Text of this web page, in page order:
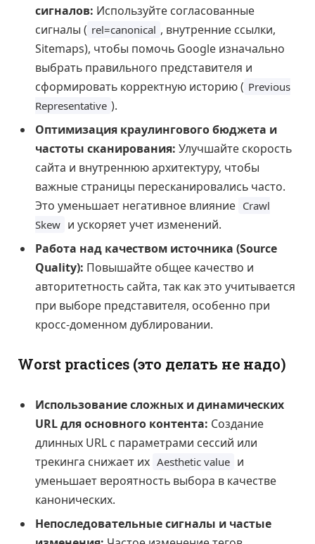
сигналов: Используйте согласованные
сигналы ( rel=canonical , внутренние ссылки,
Sitemaps), чтобы помочь Google изначально
выбрать правильного представителя и
сформировать корректную историю ( Previous
Representative ).
Оптимизация краулингового бюджета и
частоты сканирования: Улучшайте скорость
сайта и внутреннюю архитектуру, чтобы
важные страницы пересканировались часто.
Это уменьшает негативное влияние Crawl
Skew и ускоряет учет изменений.
Работа над качеством источника (Source
Quality): Повышайте общее качество и
авторитетность сайта, так как это учитывается
при выборе представителя, особенно при
кросс-доменном дублировании.
Worst practices (это делать не надо)
Использование сложных и динамических
URL для основного контента: Создание
длинных URL с параметрами сессий или
трекинга снижает их Aesthetic value и
уменьшает вероятность выбора в качестве
канонических.
Непоследовательные сигналы и частые